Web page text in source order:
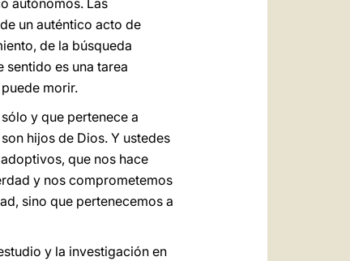
autónomos. Las
un auténtico acto de
de la búsqueda
es una tarea
morir.
y que pertenece a
hijos de Dios. Y ustedes
que nos hace
y nos comprometemos
sino que pertenecemos a
y la investigación en